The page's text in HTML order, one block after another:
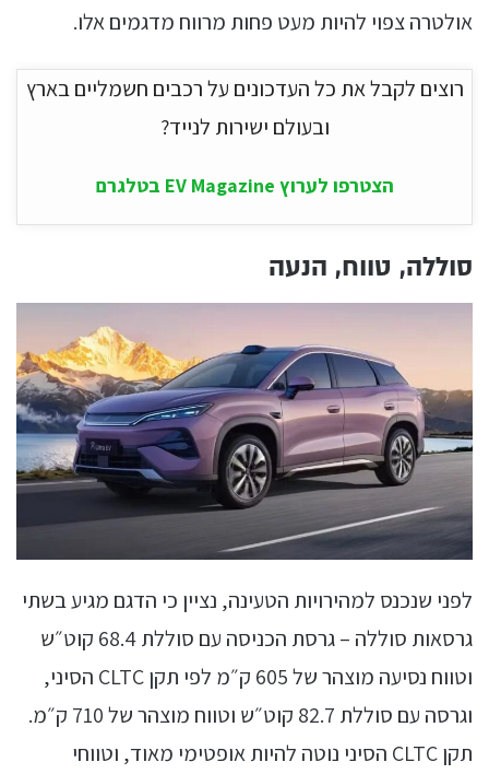
אולטרה צפוי להיות מעט פחות מרווח מדגמים אלו.
רוצים לקבל את כל העדכונים על רכבים חשמליים בארץ
ובעולם ישירות לנייד?
הצטרפו לערוץ EV Magazine בטלגרם
סוללה, טווח, הנעה
לפני שנכנס למהירויות הטעינה, נציין כי הדגם מגיע בשתי
גרסאות סוללה – גרסת הכניסה עם סוללת 68.4 קוט״ש
וטווח נסיעה מוצהר של 605 ק״מ לפי תקן CLTC הסיני,
וגרסה עם סוללת 82.7 קוט״ש וטווח מוצהר של 710 ק״מ.
תקן CLTC הסיני נוטה להיות אופטימי מאוד, וטווחי